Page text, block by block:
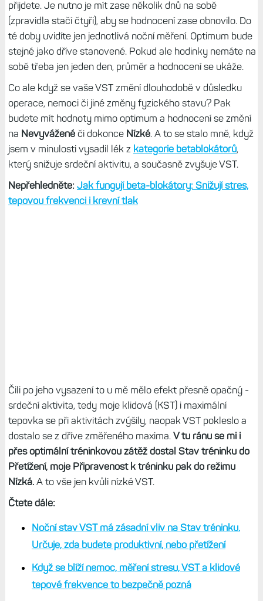
přijdete. Je nutno je mít zase několik dnů na sobě
(zpravidla stačí čtyři), aby se hodnocení zase obnovilo. Do
té doby uvidíte jen jednotlivá noční měření. Optimum bude
stejné jako dříve stanovené. Pokud ale hodinky nemáte na
sobě třeba jen jeden den, průměr a hodnocení se ukáže.
Co ale když se vaše VST změní dlouhodobě v důsledku
operace, nemoci či jiné změny fyzického stavu? Pak
budete mít hodnoty mimo optimum a hodnocení se změní
na Nevyváženéči dokonce Nízké. A to se stalo mně, když
jsem v minulosti vysadil lék z kategorie betablokátorů,
který snižuje srdeční aktivitu, a současně zvyšuje VST.
Nepřehledněte: Jak fungují beta-blokátory: Snižují stres,
tepovou frekvenci i krevní tlak
Čili po jeho vysazení to u mě mělo efekt přesně opačný -
srdeční aktivita, tedy moje klidová (KST) i maximální
tepovka se při aktivitách zvýšily, naopak VST pokleslo a
dostalo se z dříve změřeného maxima. V tu ránu se mi i
přes optimální tréninkovou zátěž dostal Stav tréninku do
Přetížení, moje Připravenost k tréninku pak do režimu
Nízká.A to vše jen kvůli nízké VST.
Čtete dále:
Noční stav VST má zásadní vliv na Stav tréninku.
Určuje, zda budete produktivní, nebo přetížení
Když se blíží nemoc, měření stresu, VST a klidové
tepové frekvence to bezpečně pozná